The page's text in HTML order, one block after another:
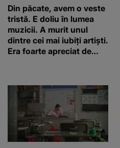
Din păcate, avem o veste
tristă. E doliu în lumea
muzicii. A murit unul
dintre cei mai iubiți artiști.
Era foarte apreciat de